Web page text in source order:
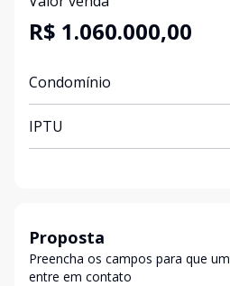
R$ 1.060.000,00
Condomínio
IPTU
Proposta
Preencha os campos para que
entre em contato